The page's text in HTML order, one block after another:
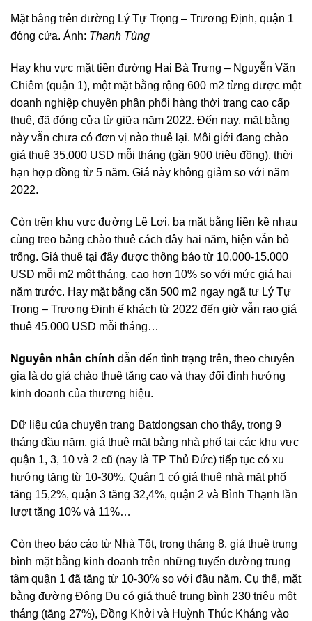
Mặt bằng trên đường Lý Tự Trọng – Trương Định, quận 1
đóng cửa. Ảnh: Thanh Tùng
Hay khu vực mặt tiền đường Hai Bà Trưng – Nguyễn Văn
Chiêm (quận 1), một mặt bằng rộng 600 m2 từng được một
doanh nghiệp chuyên phân phối hàng thời trang cao cấp
thuê, đã đóng cửa từ giữa năm 2022. Đến nay, mặt bằng
này vẫn chưa có đơn vị nào thuê lại. Môi giới đang chào
giá thuê 35.000 USD mỗi tháng (gần 900 triệu đồng), thời
hạn hợp đồng từ 5 năm. Giá này không giảm so với năm
2022.
Còn trên khu vực đường Lê Lợi, ba mặt bằng liền kề nhau
cùng treo bảng chào thuê cách đây hai năm, hiện vẫn bỏ
trống. Giá thuê tại đây được thông báo từ 10.000-15.000
USD mỗi m2 một tháng, cao hơn 10% so với mức giá hai
năm trước. Hay mặt bằng căn 500 m2 ngay ngã tư Lý Tự
Trọng – Trương Định ế khách từ 2022 đến giờ vẫn rao giá
thuê 45.000 USD mỗi tháng…
Nguyên nhân chính dẫn đến tình trạng trên, theo chuyên
gia là do giá chào thuê tăng cao và thay đổi định hướng
kinh doanh của thương hiệu.
Dữ liệu của chuyên trang Batdongsan cho thấy, trong 9
tháng đầu năm, giá thuê mặt bằng nhà phố tại các khu vực
quận 1, 3, 10 và 2 cũ (nay là TP Thủ Đức) tiếp tục có xu
hướng tăng từ 10-30%. Quận 1 có giá thuê nhà mặt phố
tăng 15,2%, quận 3 tăng 32,4%, quận 2 và Bình Thạnh lần
lượt tăng 10% và 11%…
Còn theo báo cáo từ Nhà Tốt, trong tháng 8, giá thuê trung
bình mặt bằng kinh doanh trên những tuyến đường trung
tâm quận 1 đã tăng từ 10-30% so với đầu năm. Cụ thể, mặt
bằng đường Đông Du có giá thuê trung bình 230 triệu một
tháng (tăng 27%), Đồng Khởi và Huỳnh Thúc Kháng vào